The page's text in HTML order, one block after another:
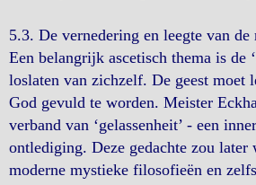
5.3. De vernedering en leegte van de
Een belangrijk ascetisch thema is de
loslaten van zichzelf. De geest moet
God gevuld te worden. Meister
verband van ‘gelassenheit’ - een
ontlediging. Deze gedachte zou
moderne mystieke filosofieën en